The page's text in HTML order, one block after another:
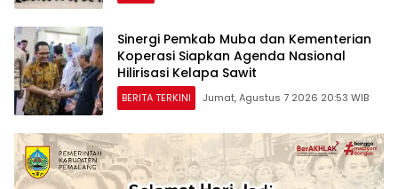
Sinergi Pemkab Muba dan Kementerian
Koperasi Siapkan Agenda Nasional
Hilirisasi Kelapa Sawit
BERITA TERKINI Jumat, Agustus 7 2026 20:53 WIB